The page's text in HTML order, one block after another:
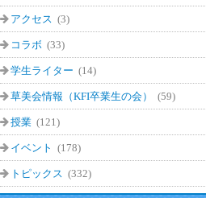
アクセス (3)
コラボ (33)
学生ライター (14)
草美会情報（KFI卒業生の会） (59)
授業 (121)
イベント (178)
トピックス (332)